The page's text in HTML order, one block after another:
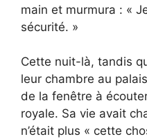
main et murmura : «
sécurité. »
Cette nuit-là, tandis
leur chambre au
de la fenêtre à
royale. Sa vie avait
n’était plus « cette